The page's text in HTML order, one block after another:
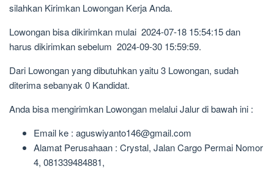
silahkan Kirimkan Lowongan Kerja Anda.
Lowongan bisa dikirimkan mulai 2024-07-18 15:54:15 dan
harus dikirimkan sebelum 2024-09-30 15:59:59.
Dari Lowongan yang dibutuhkan yaitu 3 Lowongan, sudah
diterima sebanyak 0 Kandidat.
Anda bisa mengirimkan Lowongan melalui Jalur di bawah ini :
Email ke : aguswiyanto146@gmail.com
Alamat Perusahaan : Crystal, Jalan Cargo Permai Nomor
4, 081339484881,